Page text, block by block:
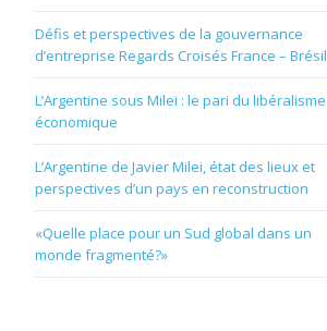
Défis et perspectives de la gouvernance
d’entreprise Regards Croisés France – Brésil
L’Argentine sous Milei : le pari du libéralisme
économique
L’Argentine de Javier Milei, état des lieux et
perspectives d’un pays en reconstruction
«Quelle place pour un Sud global dans un
monde fragmenté?»